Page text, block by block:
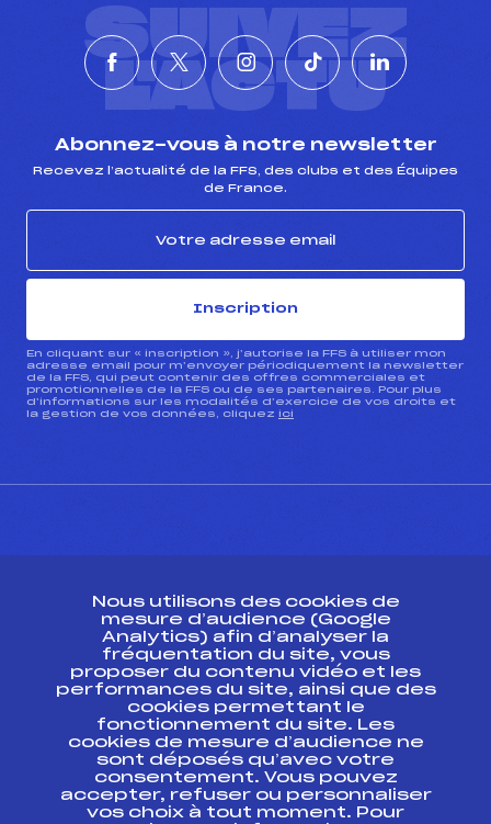
SUIVEZ
L'ACTU
Abonnez-vous à notre newsletter
Recevez l’actualité de la FFS, des clubs et des Équipes
de France.
Inscription
En cliquant sur « inscription », j’autorise la FFS à utiliser mon
adresse email pour m’envoyer périodiquement la newsletter
de la FFS, qui peut contenir des offres commerciales et
promotionnelles de la FFS ou de ses partenaires. Pour plus
d’informations sur les modalités d’exercice de vos droits et
la gestion de vos données, cliquez ici
ESPACE PRESSE
Ressources
Pass’Neige
Projet sportif fédéral
Projet de performance fédéral
Antidopage
Pôle Développement, Formation, Suivi
Scientifique
Nous utilisons des cookies de
mesure d’audience (Google
Analytics) afin d’analyser la
fréquentation du site, vous
proposer du contenu vidéo et les
performances du site, ainsi que des
cookies permettant le
fonctionnement du site. Les
cookies de mesure d’audience ne
sont déposés qu’avec votre
consentement. Vous pouvez
accepter, refuser ou personnaliser
vos choix à tout moment. Pour